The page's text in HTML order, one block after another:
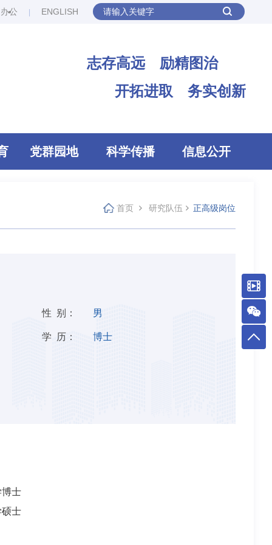
公 ENGLISH
志存高远 励精图治
开拓进取 务实创新
党群园地 科学传播 信息公开
首页 研究队伍 正高级岗位
性 别： 男
学 历： 博士
士
士